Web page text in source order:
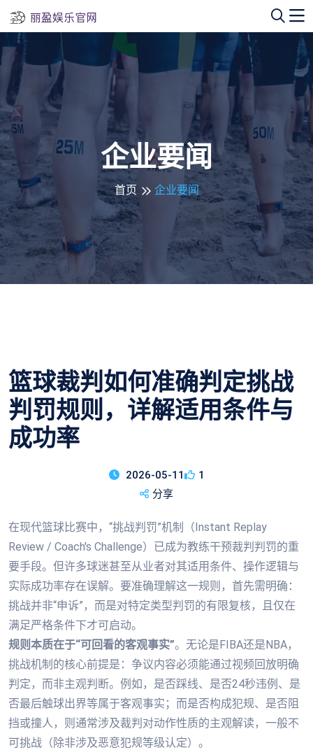
企业要闻
首页 企业要闻
篮球裁判如何准确判定挑战
判罚规则，详解适用条件与
成功率
2026-05-11
1
分享
在现代篮球比赛中，“挑战判罚”机制（Instant Replay
Review / Coach's Challenge）已成为教练干预裁判判罚的重
要手段。但许多球迷甚至从业者对其适用条件、操作逻辑与
实际成功率存在误解。要准确理解这一规则，首先需明确：
挑战并非“申诉”，而是对特定类型判罚的有限复核，且仅在
满足严格条件下才可启动。
规则本质在于“可回看的客观事实”。无论是FIBA还是NBA，
挑战机制的核心前提是：争议内容必须能通过视频回放明确
判定，而非主观判断。例如，是否踩线、是否24秒违例、是
否最后触球出界等属于客观事实；而是否构成犯规、是否阻
挡或撞人，则通常涉及裁判对动作性质的主观解读，一般不
可挑战（除非涉及恶意犯规等级认定）。